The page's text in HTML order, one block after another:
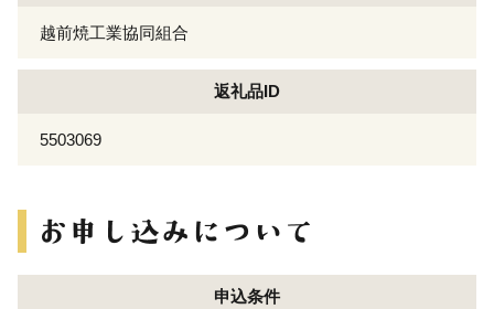
越前焼工業協同組合
返礼品ID
5503069
申込条件